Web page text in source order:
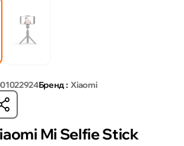
Бренд : Xiaomi
Mi Selfie Stick